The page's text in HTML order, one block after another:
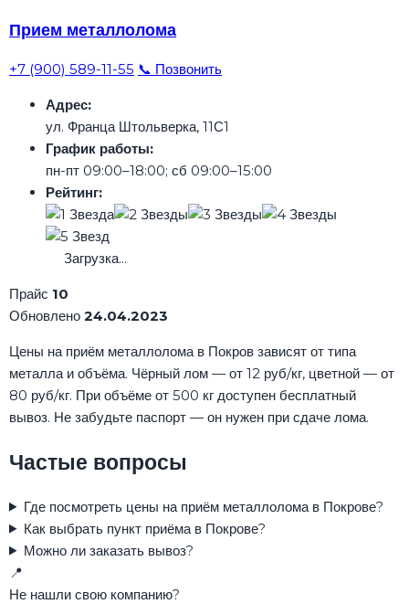
Прием металлолома
+7 (900) 589-11-55 📞 Позвонить
Адрес:
ул. Франца Штольверка, 11С1
График работы:
пн-пт 09:00–18:00; сб 09:00–15:00
Рейтинг:
Загрузка...
Прайс 10
Обновлено 24.04.2023
Цены на приём металлолома в Покров зависят от типа
металла и объёма. Чёрный лом — от 12 руб/кг, цветной — от
80 руб/кг. При объёме от 500 кг доступен бесплатный
вывоз. Не забудьте паспорт — он нужен при сдаче лома.
Частые вопросы
Где посмотреть цены на приём металлолома в Покрове?
Как выбрать пункт приёма в Покрове?
Можно ли заказать вывоз?
📍
Не нашли свою компанию?